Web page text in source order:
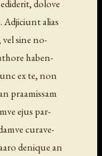
dolove
alias
sine no-
haben-
ex te, non
praamissam
ejus par-
curave-
denique an